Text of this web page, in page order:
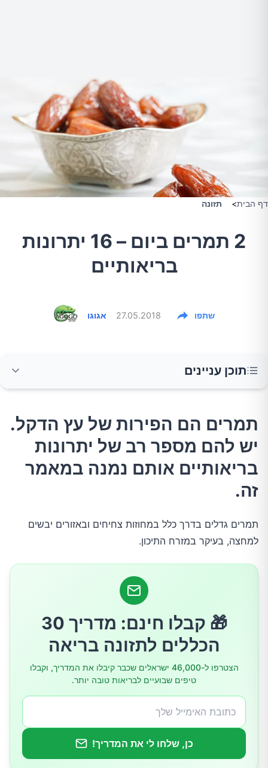
דף הבית> תזונה
2 תמרים ביום – 16 יתרונות
בריאותיים
אגוגו 27.05.2018 שתפו
תוכן עניינים
של יתרונות בריאותיים אותם נמנה במאמר זה.
הערכים התזונתיים של התמרים
היתרונות הבריאותיים של תמרים
1.טיפול ומניעת אנמיה
7.שמירה על מערכת עצבים בריאה
תמרים הם הפירות של עץ הדקל.
יש להם מספר רב של יתרונות
בריאותיים אותם נמנה במאמר
זה.
תמרים גדלים בדרך כלל במחוזות צחיחים ובאזורים יבשים
למחצה, בעיקר במזרח התיכון.
🎁 קבלו חינם: מדריך 30
הכללים לתזונה בריאה
הצטרפו ל-46,000 ישראלים שכבר קיבלו את המדריך, וקבלו
טיפים שבועיים לבריאות טובה יותר.
כן, שלחו לי את המדריך!